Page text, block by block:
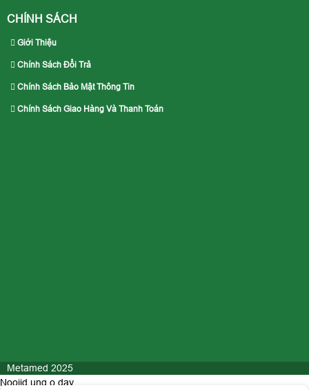
CHÍNH SÁCH
Giới Thiệu
Chính Sách Đổi Trả
Chính Sách Bảo Mật Thông Tin
Chính Sách Giao Hàng Và Thanh Toán
Metamed 2025
Nooijd ung o day